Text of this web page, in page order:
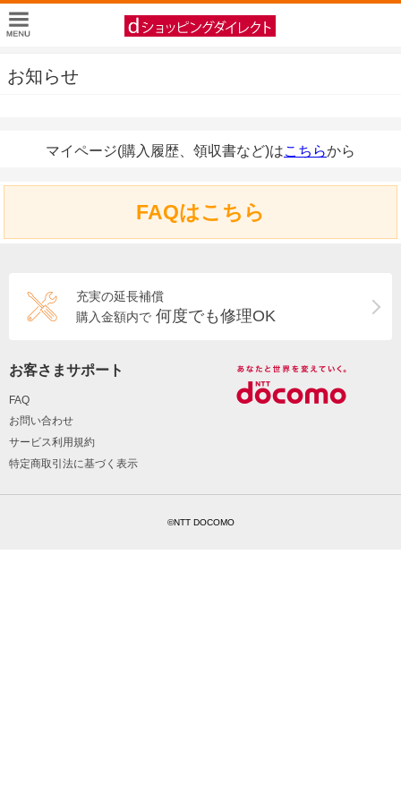
お知らせ
マイページ(購入履歴、領収書など)はこちらから
FAQはこちら
充実の延長補償
購入金額内で 何度でも修理OK
お客さまサポート
FAQ
お問い合わせ
サービス利用規約
特定商取引法に基づく表示
©NTT DOCOMO